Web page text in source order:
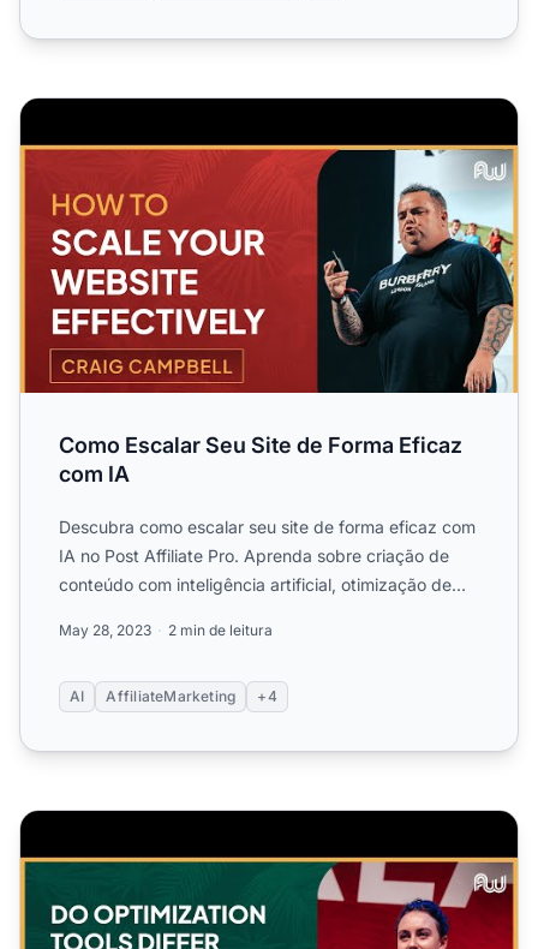
Como Escalar Seu Site de Forma Eficaz com IA
Como Escalar Seu Site de Forma Eficaz
com IA
Descubra como escalar seu site de forma eficaz com
IA no Post Affiliate Pro. Aprenda sobre criação de
conteúdo com inteligência artificial, otimização de
May 28, 2023 2 min de leitura
AI AffiliateMarketing +4
Como Ferramentas de Otimização Diferem Quando